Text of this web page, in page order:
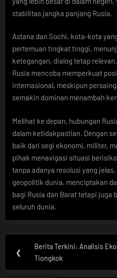
stabilitas jangka panjang Rusia.
Astana dan Sochi, kota-kota
pertemuan tingkat tinggi,
ketegangan, dialog tetap
Rusia mencoba memperkuat
internasional, meskipun
semakin dominan menambah
Melihat ke depan, hubungan
dalam ketidakpastian. Dengan
baik dari segi ekonomi, militer,
pihak menavigasi situasi
tanpa adanya resolusi yang
geopolitik dunia, menciptakan
bagi Rusia dan Barat tetapi juga
seluruh dunia.
Post
navigation
❮
Previous
Post:
Berita Terkini: Analisis
Tiongkok